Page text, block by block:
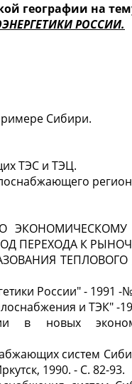
географии на
РОССИИ.
Сибири.
ТЭС и ТЭЦ.
ПЕРЕХОДА К
России" - 1991 -
и ТЭК" -
в новых
систем
1990. - С. 82-93.